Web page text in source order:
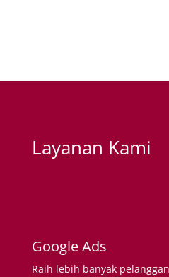
Layanan Kami
Google Ads
Raih lebih banyak